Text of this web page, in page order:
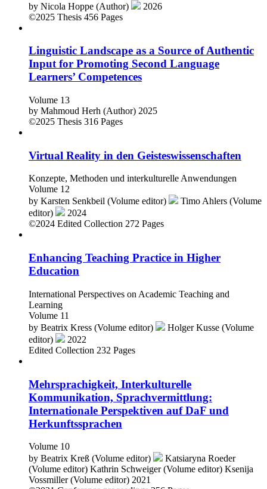
by Nicola Hoppe (Author)
2026
©2025 Thesis 456 Pages
Linguistic Landscape as a Source of Authentic
Input for Promoting Second Language
Learners’ Competences
Volume 13
by Mahmoud Herh (Author) 2025
©2025 Thesis 316 Pages
Virtual Reality in den Geisteswissenschaften
Konzepte, Methoden und interkulturelle Anwendungen
Volume 12
by Karsten Senkbeil (Volume editor)
Timo Ahlers (Volume
editor)
2024
©2024 Edited Collection 272 Pages
Enhancing Teaching Practice in Higher
Education
International Perspectives on Academic Teaching and
Learning
Volume 11
by Beatrix Kress (Volume editor)
Holger Kusse (Volume
editor)
2022
Edited Collection 232 Pages
Mehrsprachigkeit, Interkulturelle
Kommunikation, Sprachvermittlung:
Internationale Perspektiven auf DaF und
Herkunftssprachen
Volume 10
by Beatrix Kreß (Volume editor)
Katsiaryna Roeder
(Volume editor) Kathrin Schweiger (Volume editor) Ksenija
Vossmiller (Volume editor) 2021